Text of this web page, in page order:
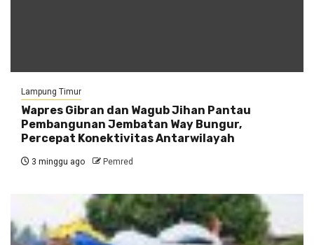
Lampung Timur
Wapres Gibran dan Wagub Jihan Pantau
Pembangunan Jembatan Way Bungur,
Percepat Konektivitas Antarwilayah
3 minggu ago Pemred